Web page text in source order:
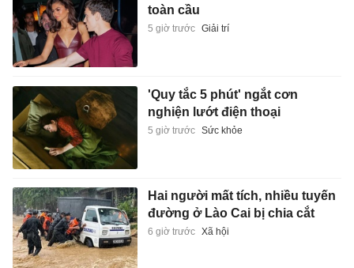
toàn cầu
5 giờ trước Giải trí
'Quy tắc 5 phút' ngắt cơn
nghiện lướt điện thoại
5 giờ trước Sức khỏe
Hai người mất tích, nhiều tuyến
đường ở Lào Cai bị chia cắt
6 giờ trước Xã hội